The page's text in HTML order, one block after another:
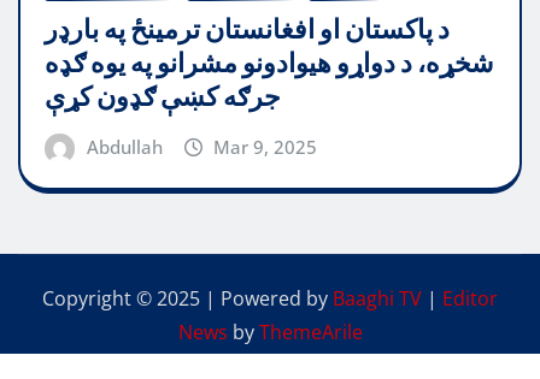
د پاکستان او افغانستان ترمینځ په بارډر
شخړه، د دواړو هیوادونو مشرانو په یوه ګډه
جرګه کښې ګډون کړې
Abdullah Mar 9, 2025
Copyright © 2025 | Powered by Baaghi TV | Editor
News byThemeArile